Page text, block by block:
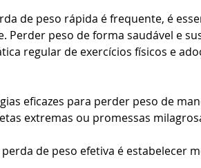
de peso rápida é frequente, é
Perder peso de forma saudável e
regular de exercícios físicos e
eficazes para perder peso de
extremas ou promessas
de peso efetiva é estabelecer